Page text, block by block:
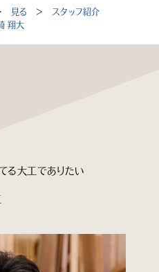
見る ＞ スタッフ紹介
翔大
る大工でありたい